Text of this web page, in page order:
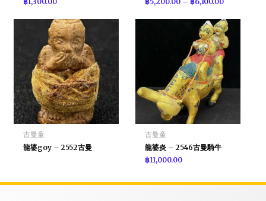
古曼童
龍婆goy – 2552古曼
古曼童
龍婆炎 – 2546古曼騎牛
฿11,000.00